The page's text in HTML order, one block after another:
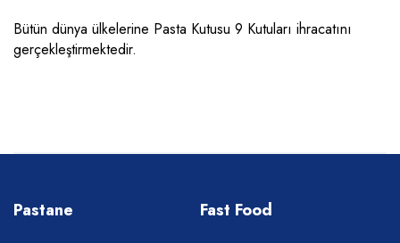
Bütün dünya ülkelerine Pasta Kutusu 9 Kutuları ihracatını
gerçekleştirmektedir.
Pastane Fast Food